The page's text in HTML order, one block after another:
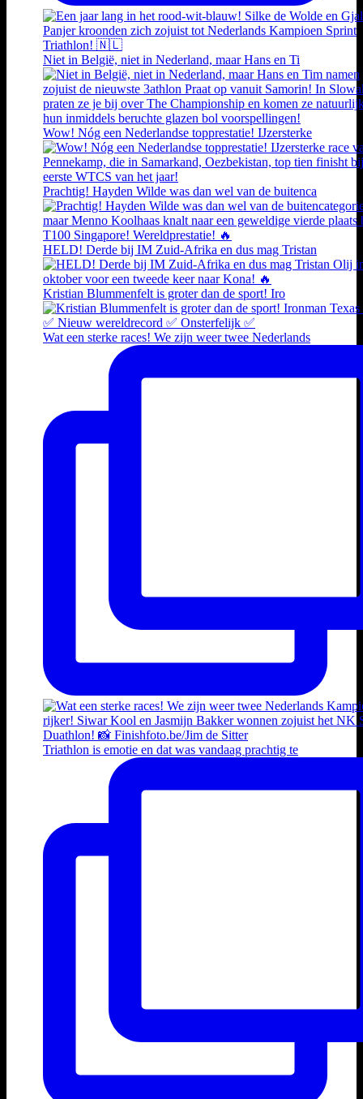
Niet in België, niet in Nederland, maar Hans en Ti
Wow! Nóg een Nederlandse topprestatie! IJzersterke
Prachtig! Hayden Wilde was dan wel van de buitenca
HELD! Derde bij IM Zuid-Afrika en dus mag Tristan
Kristian Blummenfelt is groter dan de sport! Iro
Wat een sterke races! We zijn weer twee Nederlands
Triathlon is emotie en dat was vandaag prachtig te